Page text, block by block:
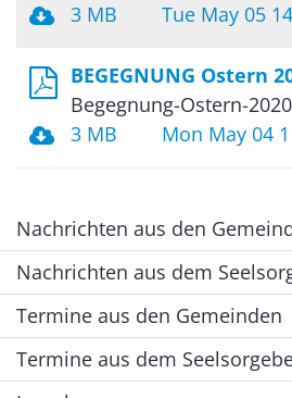
3 MB
Tue May 05
BEGEGNUNG Ostern
Begegnung-Ostern-
3 MB
Mon May 04
Nachrichten aus den
Nachrichten aus dem
Termine aus den Gemeinden
Termine aus dem